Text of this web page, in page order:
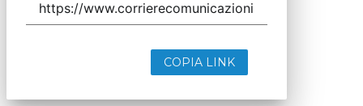
COPIA LINK